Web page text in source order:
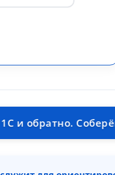
Соберём